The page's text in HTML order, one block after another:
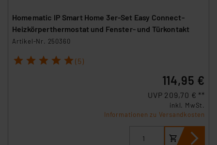
Homematic IP Smart Home 3er-Set Easy Connect-
Heizkörperthermostat und Fenster- und Türkontakt
Artikel-Nr. 250360
1 2 3 4 5 (5)
114,95 €
UVP 209,70 € **
inkl. MwSt.
Informationen zu Versandkosten